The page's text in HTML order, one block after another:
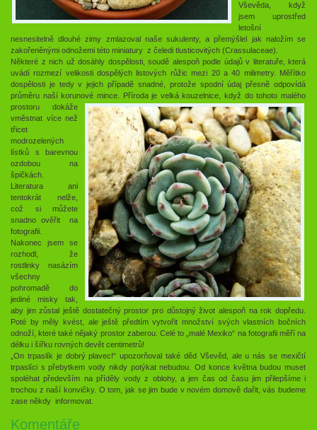
Vševěda, když
jsem uprostřed
letošní
nesnesitelně dlouhé zimy zmlazoval naše sukulenty, a přemýšlel jak naložím se
zakořeněnými odnožemi této miniatury z čeledi tlusticovitých (Crassulaceae).
Některé z nich už dosáhly dospělosti, soudě alespoň podle údajů v literatuře, která
uvádí rozmezí velikosti dospělých listových růžic mezi 20 a 40 milimetry. Měřítko
dospělosti je tedy v jejich případě snadné, protože spodní údaj přesně odpovídá
průměru naší korunové mince.
Příroda je velká kouzelnice, když do tohoto malého
prostoru dokáže
vměstnat více než
třicet
modrozelených
lístků s barevnou
ozdobou na
špičkách.
Literatura ani
tentokrát nelže,
což si můžete
snadno ověřit na
fotografii.
Nakonec jsem se
rozhodl, že
rostlinky nasázím
všechny
pohromadě do
jediné misky tak,
aby jim zůstal ještě dostatečný prostor pro důstojný život alespoň na rok dopředu.
Poté by měly kvést, ale ještě předtím vytvořit množství svých vlastních bočních
odnoží, které také nějaký prostor zaberou. Celé to „malé Mexiko“ na fotografii měří na
délku i šířku rovných devět centimetrů!
„On trpaslík je dobrý plavec!“ upozorňoval také děd Vševěd, ale u nás se mexičtí
trpaslíci s přebytkem vody nikdy potýkat nebudou. Od konce května budou muset
spoléhat především na příděly vody z oblohy, a jen čas od času jim přilepšíme i
trochou z naší konvičky. O tom, jak se jim bude v novém domově dařit, vás budeme
zase někdy informovat.
Komentáře